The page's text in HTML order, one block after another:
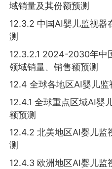
域销量及其份额预测
12.3.2 中国AI婴儿监视器
测
12.3.2.1 2024-2030年中
领域销量、销售额预测
12.4 全球各地区AI婴儿监
12.4.1 全球重点区域AI婴
额预测
12.4.2 北美地区AI婴儿监
测
12.4.3 欧洲地区AI婴儿监